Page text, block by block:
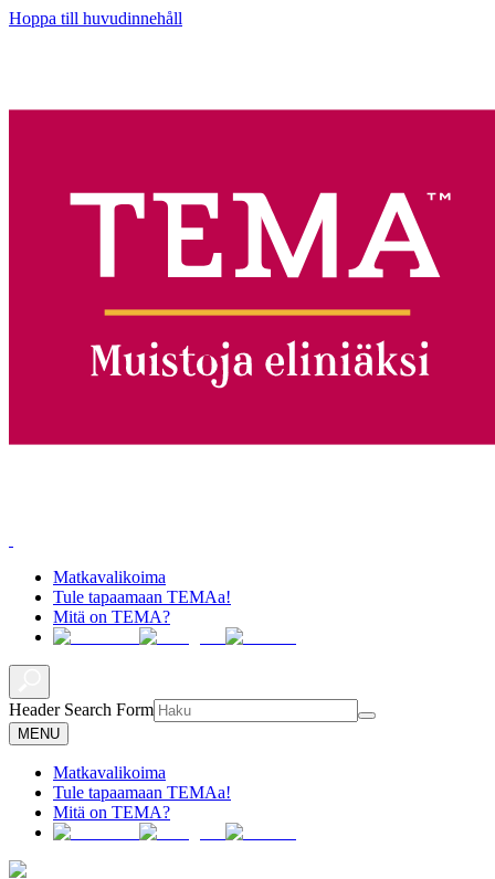
Hoppa till huvudinnehåll
Matkavalikoima
Tule tapaamaan TEMAa!
Mitä on TEMA?
Header Search Form
MENU
Matkavalikoima
Tule tapaamaan TEMAa!
Mitä on TEMA?